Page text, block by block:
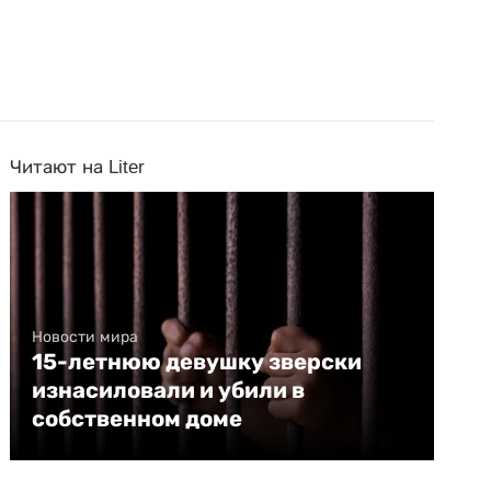
Читают на Liter
Новости мира
15-летнюю девушку зверски
изнасиловали и убили в
собственном доме